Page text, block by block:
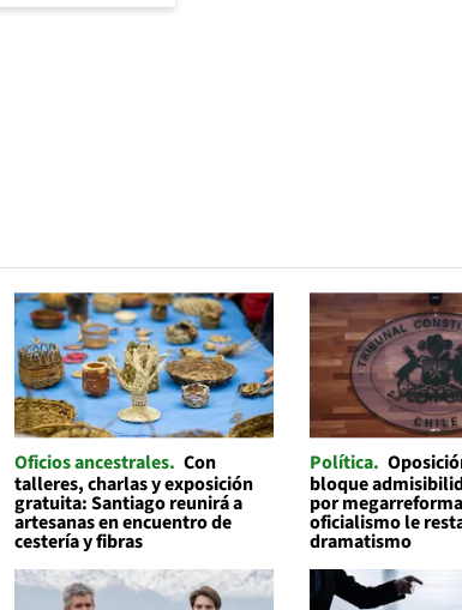
Oficios ancestrales Con
talleres, charlas y exposición
gratuita: Santiago reunirá a
artesanas en encuentro de
cestería y fibras
Política
bloque
por
oficialismo le
dramatismo